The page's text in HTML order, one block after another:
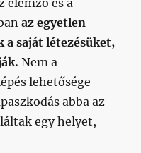
elemző és a
az egyetlen
a saját létezésüket,
Nem a
lehetősége
abba az
egy helyet,